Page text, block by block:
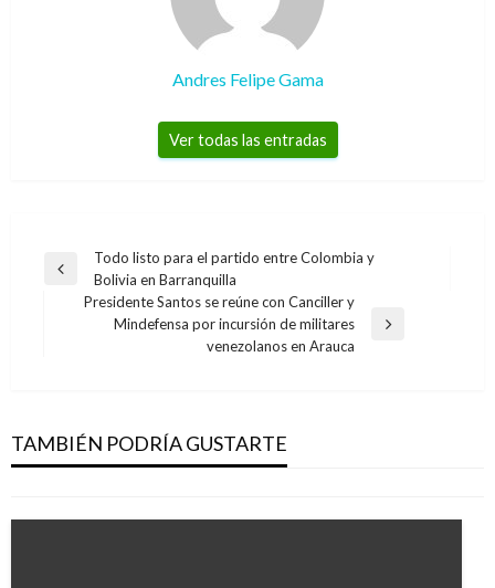
Andres Felipe Gama
Ver todas las entradas
Navegación
entradas
Entrada
anterior
Todo listo para el partido entre Colombia y
Bolivia en Barranquilla
Entrada
Presidente Santos se reúne con Canciller y
Mindefensa por incursión de militares
venezolanos en Arauca
TAMBIÉN PODRÍA GUSTARTE
sexual en Hollywood
Andres Felipe Gama jueves noviembre 9, 2017